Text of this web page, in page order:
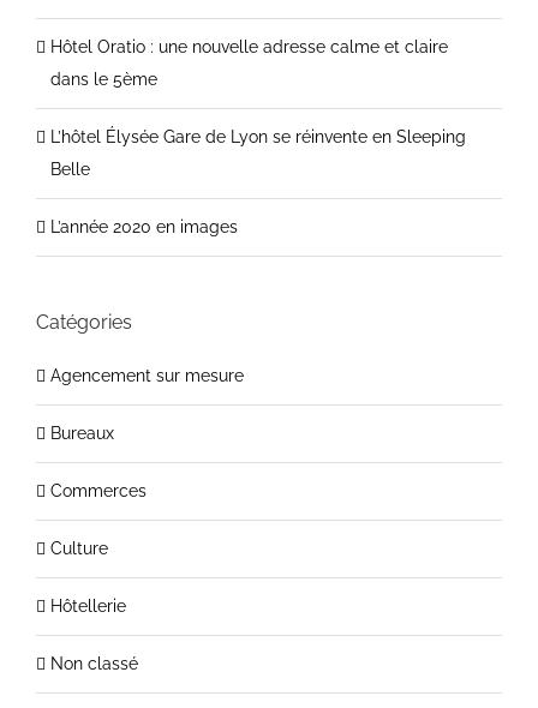
Hôtel Oratio : une nouvelle adresse calme et claire
dans le 5ème
L’hôtel Élysée Gare de Lyon se réinvente en Sleeping
Belle
L’année 2020 en images
Catégories
Agencement sur mesure
Bureaux
Commerces
Culture
Hôtellerie
Non classé